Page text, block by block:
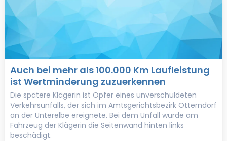
Auch bei mehr als 100.000 Km Laufleistung
ist Wertminderung zuzuerkennen
Die spätere Klägerin ist Opfer eines unverschuldeten
Verkehrsunfalls, der sich im Amtsgerichtsbezirk Otterndorf
an der Unterelbe ereignete. Bei dem Unfall wurde am
Fahrzeug der Klägerin die Seitenwand hinten links
beschädigt.